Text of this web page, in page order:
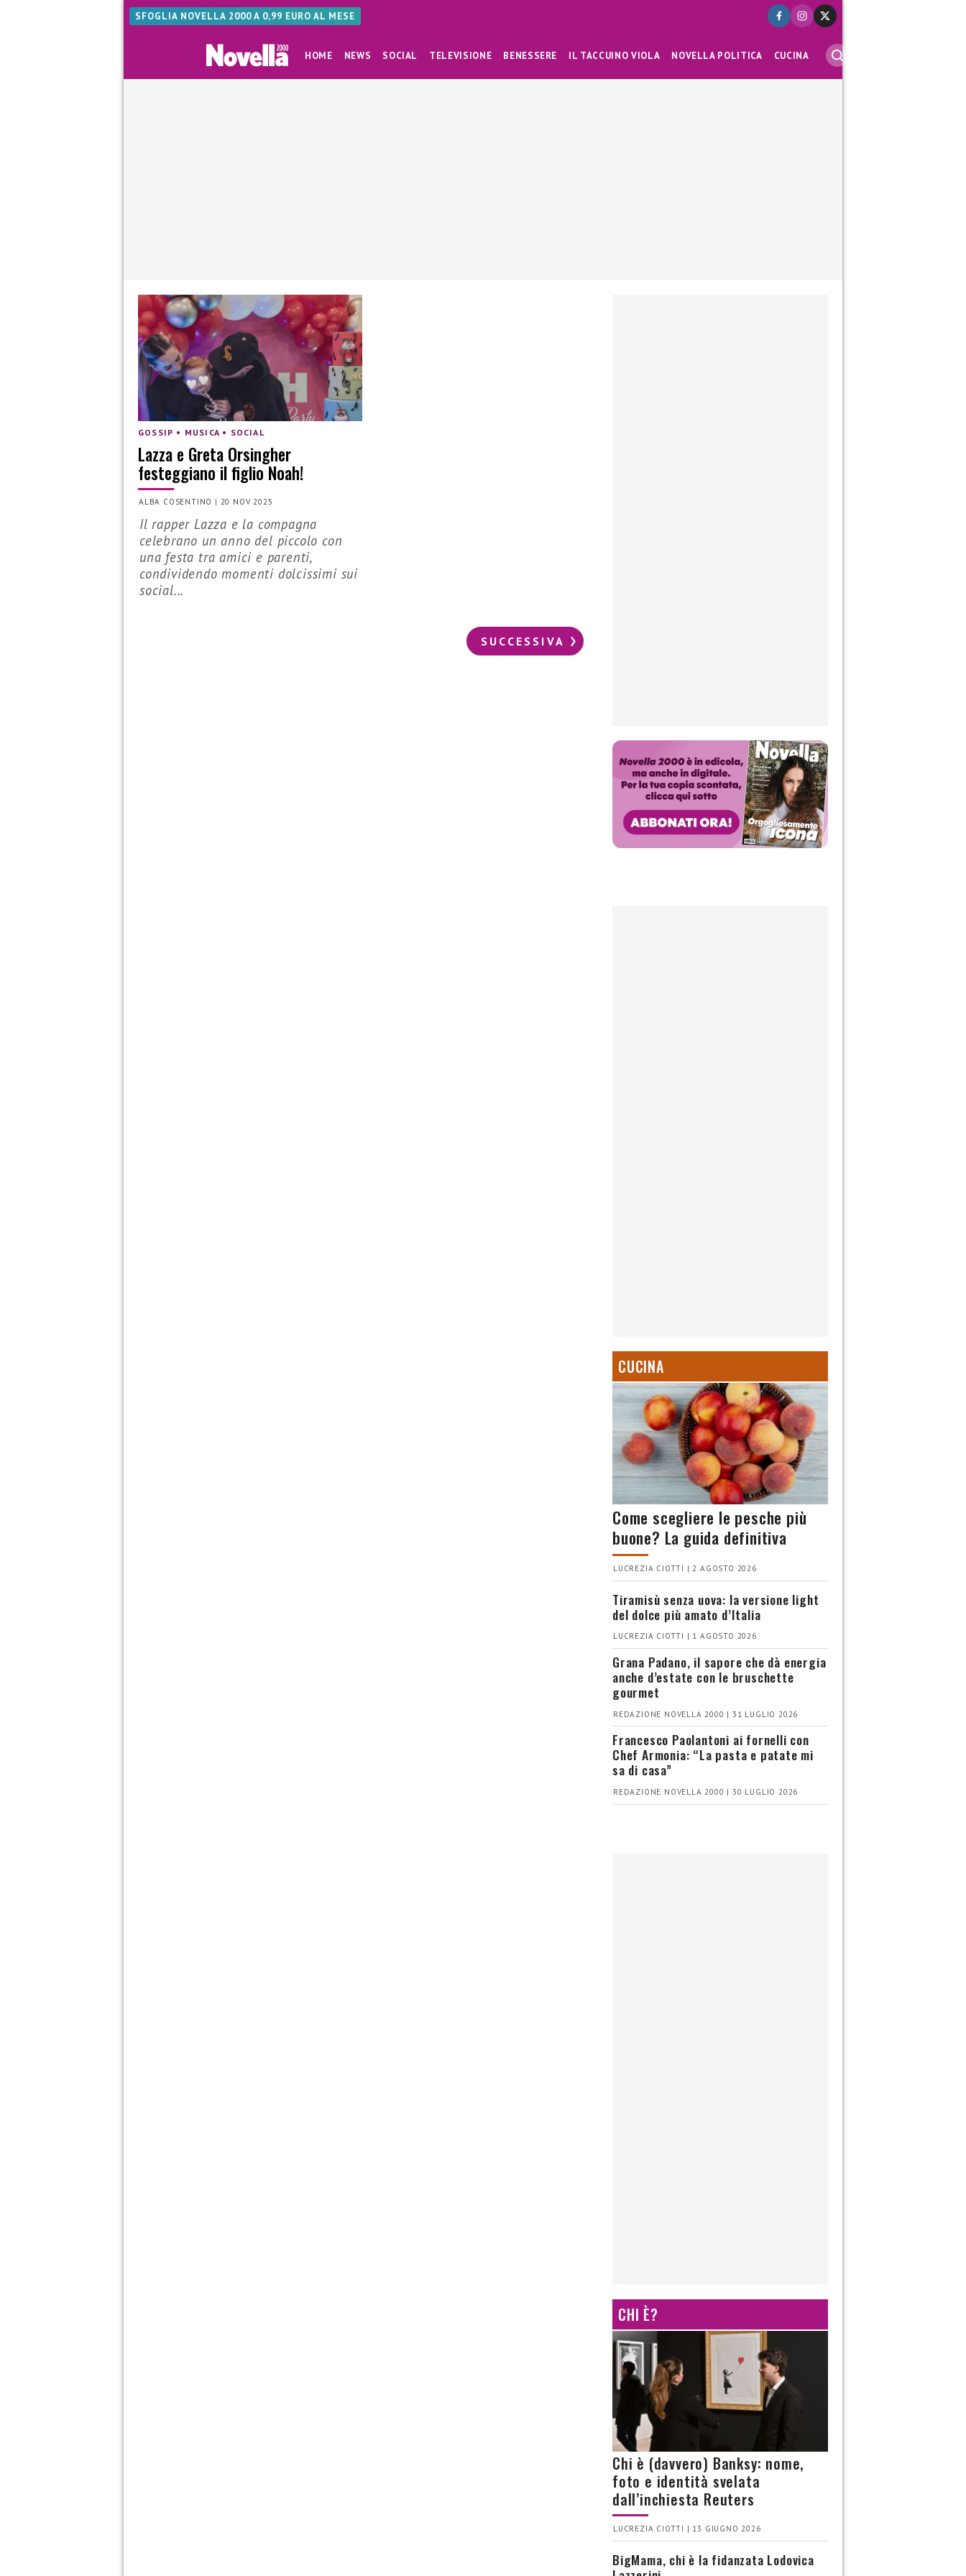
SFOGLIA NOVELLA 2000 A 0,99 EURO AL MESE
HOME NEWS SOCIAL TELEVISIONE BENESSERE IL TACCUINO VIOLA NOVELLA POLITICA CUCINA
GOSSIP • MUSICA • SOCIAL
Lazza e Greta Orsingher
festeggiano il figlio Noah!
ALBA COSENTINO | 20 NOV 2025
Il rapper Lazza e la compagna
celebrano un anno del piccolo con
una festa tra amici e parenti,
condividendo momenti dolcissimi sui
social...
SUCCESSIVA
CUCINA
Come scegliere le pesche più
buone? La guida definitiva
LUCREZIA CIOTTI | 2 AGOSTO 2026
Tiramisù senza uova: la versione light
del dolce più amato d’Italia
LUCREZIA CIOTTI | 1 AGOSTO 2026
Grana Padano, il sapore che dà energia
anche d’estate con le bruschette
gourmet
REDAZIONE NOVELLA 2000 | 31 LUGLIO 2026
Francesco Paolantoni ai fornelli con
Chef Armonia: “La pasta e patate mi
sa di casa”
REDAZIONE NOVELLA 2000 | 30 LUGLIO 2026
CHI È?
Chi è (davvero) Banksy: nome,
foto e identità svelata
dall’inchiesta Reuters
LUCREZIA CIOTTI | 13 GIUGNO 2026
BigMama, chi è la fidanzata Lodovica